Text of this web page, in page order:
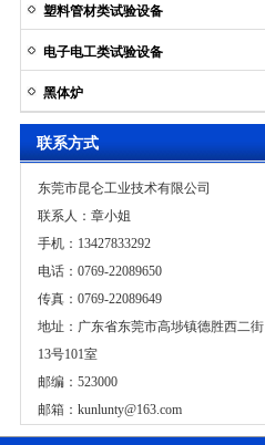
塑料管材类试验设备
电子电工类试验设备
黑体炉
联系方式
东莞市昆仑工业技术有限公司
联系人：章小姐
手机：13427833292
电话：0769-22089650
传真：0769-22089649
地址：广东省东莞市高埗镇德胜西二街
13号101室
邮编：523000
邮箱： kunlunty@163.com